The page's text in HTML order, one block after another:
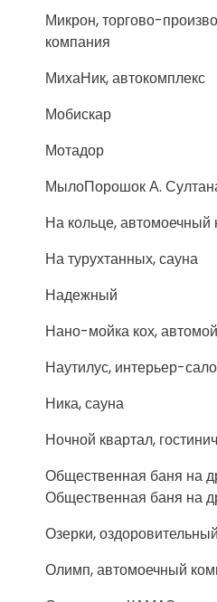
Микрон, торгово-
компания
МихаНик, автокомплекс
Мобискар
Мотадор
МылоПорошок А.
На кольце, автомоечный
На турухтанных, сауна
Надежный
Нано-мойка кох,
Наутилус, интерьер-
Ника, сауна
Ночной квартал,
Общественная баня на
Общественная баня на
Озерки,
Олимп, автомоечный